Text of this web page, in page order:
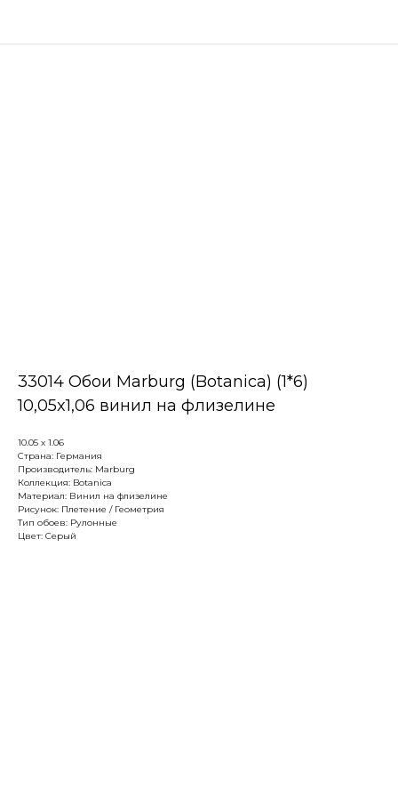
33014 Обои Marburg (Botanica) (1*6)
10,05x1,06 винил на флизелине
10.05 х 1.06
Страна: Германия
Производитель: Marburg
Коллекция: Botanica
Материал: Винил на флизелине
Рисунок: Плетение / Геометрия
Тип обоев: Рулонные
Цвет: Серый